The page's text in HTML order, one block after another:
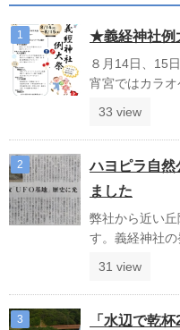
★義経神社
８月14日、15
宵宮ではカラ
33 view
ハヨピラ自然
ました
弊社から近い
す。義経神社
31 view
「水辺で乾